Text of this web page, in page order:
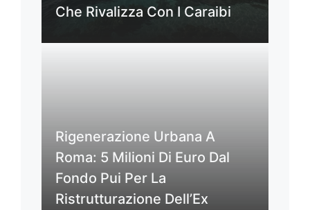
Che Rivalizza Con I Caraibi
Rigenerazione Urbana A
Roma: 5 Milioni Di Euro Dal
Fondo Pui Per La
Ristrutturazione Dell’Ex